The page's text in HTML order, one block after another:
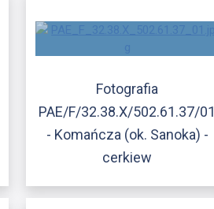
Fotografia
PAE/F/32.38.X/502.61.37/01
- Komańcza (ok. Sanoka) -
cerkiew